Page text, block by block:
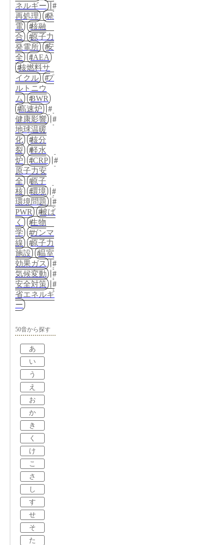
ネルギー
再処理
発
電
核融
合
原子力
発電所
安
全
IAEA
核燃料サ
イクル
プ
ルトニウ
ム
BWR
高速炉
健康影響
地球温暖
化
核分
裂
軽水
炉
ICRP
原子力安
全
原子
核
環境
環境問題
PWR
被ば
く
生物
学
ガンマ
線
原子力
施設
温室
効果ガス
気候変動
安全対策
省エネルギ
ー
50音から探す
あ
い
う
え
お
か
き
く
け
こ
さ
し
す
せ
そ
た